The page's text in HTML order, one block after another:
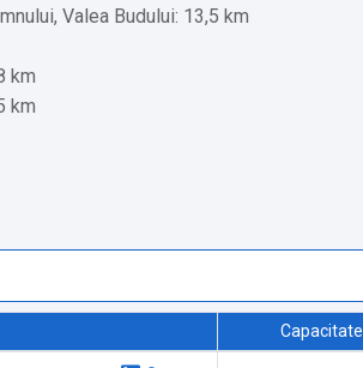
Valea Budului: 13,5 km
km
km
Capacitate